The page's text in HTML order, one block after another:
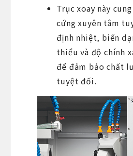
Trục xoay này
cứng xuyên tâm
định nhiệt, biến
thiểu và độ chính
để đảm bảo chất
tuyệt đối.